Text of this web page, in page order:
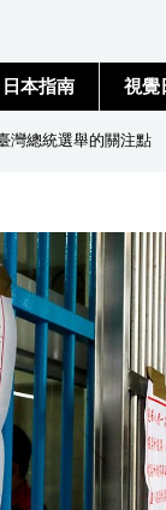
日本指南 視覺
灣總統選舉的關注點